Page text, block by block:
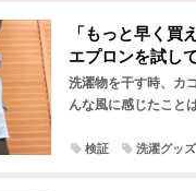
「もっと早く
エプロンを試し
洗濯物を干す時、カ
んな風に感じたこと
検証 洗濯グッズ